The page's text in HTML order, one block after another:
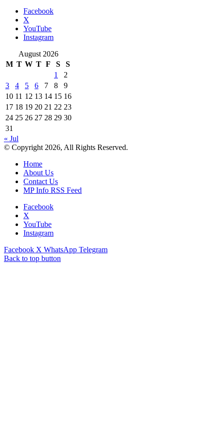
Facebook
X
YouTube
Instagram
August 2026
M T W T F S
S
1
2
3
4 5 6 7 8
9
10 11 12 13 14 15 16
17 18 19 20 21 22 23
24 25 26 27 28 29 30
31
« Jul
© Copyright 2026, All Rights Reserved.
Home
About Us
Contact Us
MP Info RSS Feed
Facebook
X
YouTube
Instagram
Facebook X WhatsApp Telegram
Back to top button